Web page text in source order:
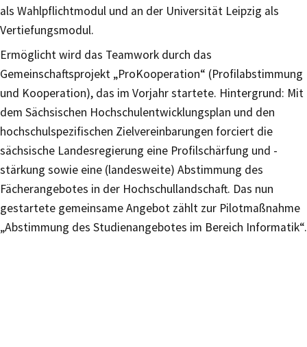
als Wahlpflichtmodul und an der Universität Leipzig als
Vertiefungsmodul.
Ermöglicht wird das Teamwork durch das
Gemeinschaftsprojekt „ProKooperation“ (Profilabstimmung
und Kooperation), das im Vorjahr startete. Hintergrund: Mit
dem Sächsischen Hochschulentwicklungsplan und den
hochschulspezifischen Zielvereinbarungen forciert die
sächsische Landesregierung eine Profilschärfung und -
stärkung sowie eine (landesweite) Abstimmung des
Fächerangebotes in der Hochschullandschaft. Das nun
gestartete gemeinsame Angebot zählt zur Pilotmaßnahme
„Abstimmung des Studienangebotes im Bereich Informatik“.